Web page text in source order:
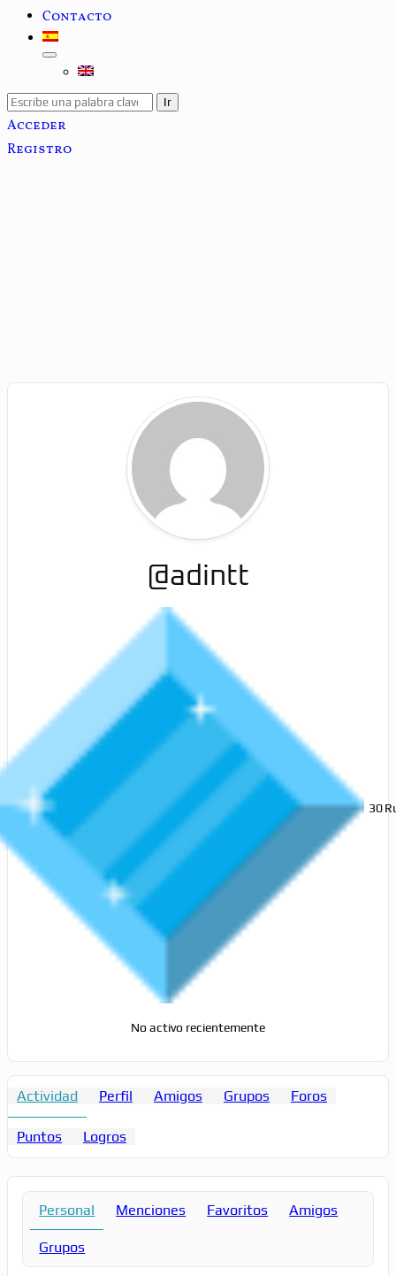
Contacto
Acceder
Registro
@adintt
30
No activo recientemente
Actividad Perfil Amigos Grupos Foros
Puntos Logros
Personal Menciones Favoritos Amigos
Grupos